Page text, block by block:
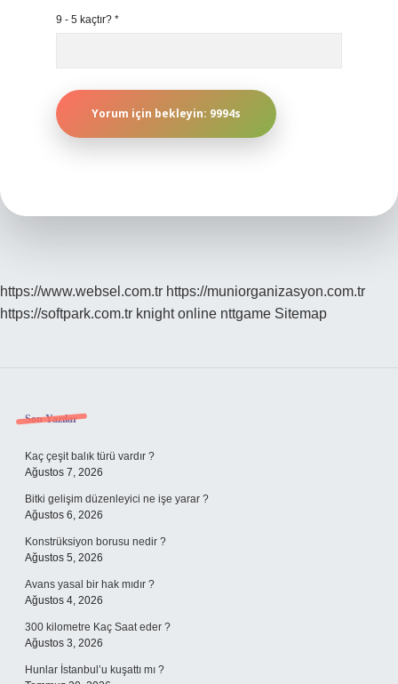
9 - 5 kaçtır? *
https://www.websel.com.tr https://muniorganizasyon.com.tr
https://softpark.com.tr knight online nttgame Sitemap
Sidebar
Son Yazılar
Kaç çeşit balık türü vardır ?
Ağustos 7, 2026
Bitki gelişim düzenleyici ne işe yarar ?
Ağustos 6, 2026
Konstrüksiyon borusu nedir ?
Ağustos 5, 2026
Avans yasal bir hak mıdır ?
Ağustos 4, 2026
300 kilometre Kaç Saat eder ?
Ağustos 3, 2026
Hunlar İstanbul’u kuşattı mı ?